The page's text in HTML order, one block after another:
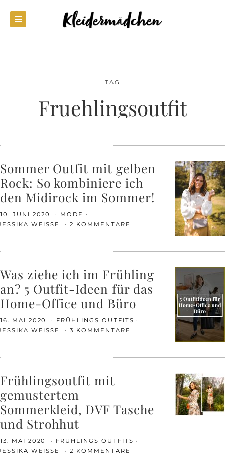
TAG
Fruehlingsoutfit
Sommer Outfit mit gelben
Rock: So kombiniere ich
den Midirock im Sommer!
10. JUNI 2020
MODE
WEISSE
2 KOMMENTARE
Was ziehe ich im Frühling
an? 5 Outfit-Ideen für das
Home-Office und Büro
16. MAI 2020
FRÜHLINGS OUTFITS
WEISSE
3 KOMMENTARE
Frühlingsoutfit mit
gemustertem
Sommerkleid, DVF Tasche
und Strohhut
13. MAI 2020
FRÜHLINGS OUTFITS
WEISSE
2 KOMMENTARE